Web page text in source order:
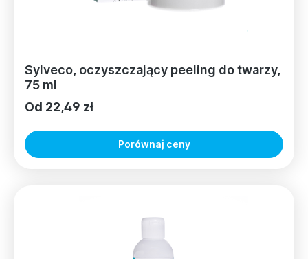
Sylveco, oczyszczający peeling do twarzy,
75 ml
Od 22,49 zł
Porównaj ceny